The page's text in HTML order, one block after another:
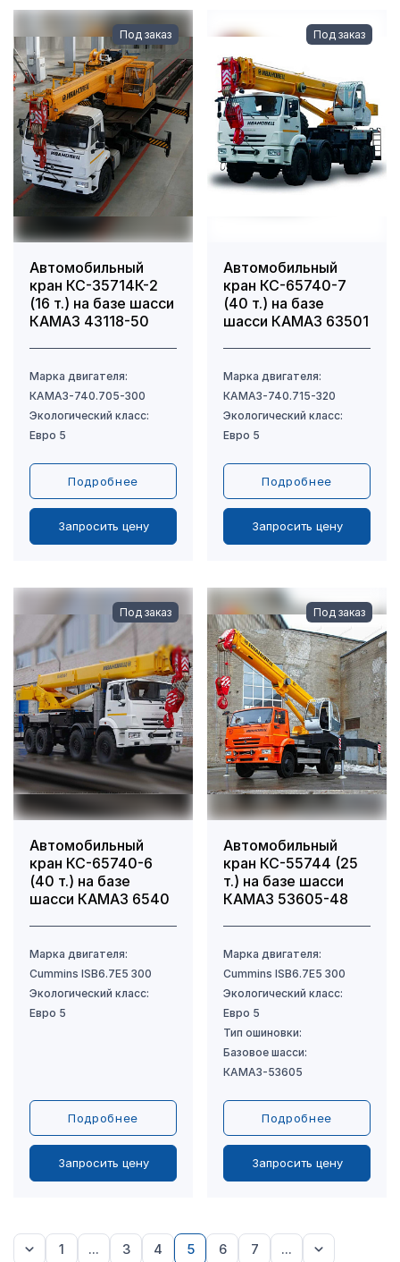
Под заказ
Автомобильный
кран КС-35714К-2
(16 т.) на базе шасси
КАМАЗ 43118-50
Подробнее
Запросить цену
Под заказ
Автомобильный
кран КС-65740-7
(40 т.) на базе
шасси КАМАЗ 63501
Подробнее
Запросить цену
Под заказ
Автомобильный
кран КС-65740-6
(40 т.) на базе
шасси КАМАЗ 6540
Подробнее
Запросить цену
Под заказ
Автомобильный
кран КС-55744 (25
т.) на базе шасси
КАМАЗ 53605-48
Подробнее
Запросить цену
1 ... 3 4 5 6 7 ...